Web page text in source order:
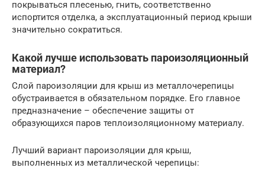
покрываться плесенью, гнить, соответственно
испортится отделка, а эксплуатационный период крыши
значительно сократиться.
Какой лучше использовать пароизоляционный
материал?
Слой пароизоляции для крыш из металлочерепицы
обустраивается в обязательном порядке. Его главное
предназначение – обеспечение защиты от
образующихся паров теплоизоляционному материалу.
Лучший вариант пароизоляции для крыш,
выполненных из металлической черепицы: